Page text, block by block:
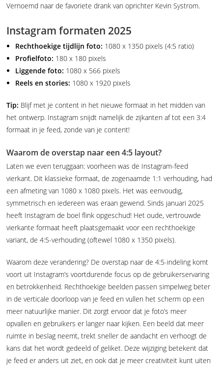
Vernoemd naar de favoriete drank van oprichter Kevin Systrom.
Instagram formaten 2025
Rechthoekige tijdlijn foto: 1080 x 1350 pixels (4:5 ratio)
Profielfoto: 180 x 180 pixels
Liggende foto: 1080 x 566 pixels
Reels en stories: 1080 x 1920 pixels
Tip: Blijf met je content in het nieuwe formaat in het midden van
het ontwerp. Instagram snijdt namelijk de zijkanten af tot een 3:4
formaat in je feed, zonde van je content!
Waarom de overstap naar een 4:5 layout?
Laten we even teruggaan: voorheen was de Instagram-feed
vierkant. Dit klassieke formaat, de zogenaamde 1:1 verhouding, had
een afmeting van 1080 x 1080 pixels. Het was eenvoudig,
symmetrisch en iedereen was eraan gewend. Sinds januari 2025
heeft Instagram de boel flink opgeschud! Het oude, vertrouwde
vierkante formaat heeft plaatsgemaakt voor een rechthoekige
variant, de 4:5-verhouding (oftewel 1080 x 1350 pixels).
Waarom deze verandering? De overstap naar de 4:5-indeling komt
voort uit Instagram’s voortdurende focus op de gebruikerservaring
en betrokkenheid. Rechthoekige beelden passen simpelweg beter
in de verticale doorloop van je feed en vullen het scherm op een
meer natuurlijke manier. Dit zorgt ervoor dat je foto’s meer
opvallen en gebruikers er langer naar kijken. Een beeld dat meer
ruimte in beslag neemt, trekt sneller de aandacht en verhoogt de
kans dat het wordt gedeeld of geliket. Deze wijziging betekent dat
je feed er anders uit ziet, en ook dat je meer creativiteit kunt uiten